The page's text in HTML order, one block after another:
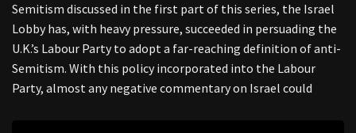
Semitism discussed in the first part of this series, the Israel
Lobby has, with heavy pressure, succeeded in persuading the
U.K.’s Labour Party to adopt a far-reaching definition of anti-
Semitism. With this policy incorporated into the Labour
Party, almost any negative commentary on Israel could